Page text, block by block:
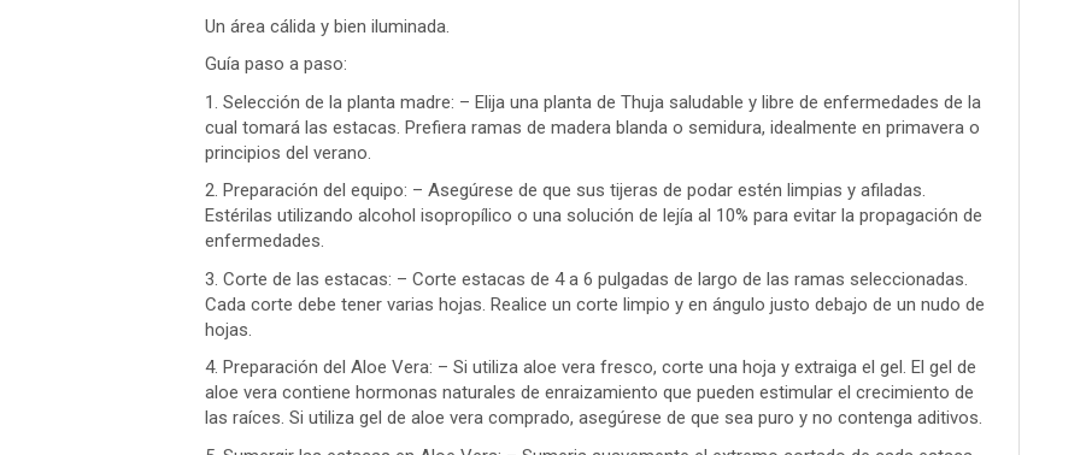
Un área cálida y bien iluminada.
Guía paso a paso:
1. Selección de la planta madre: – Elija una planta de Thuja saludable y libre de enfermedades de la
cual tomará las estacas. Prefiera ramas de madera blanda o semidura, idealmente en primavera o
principios del verano.
2. Preparación del equipo: – Asegúrese de que sus tijeras de podar estén limpias y afiladas.
Estérilas utilizando alcohol isopropílico o una solución de lejía al 10% para evitar la propagación de
enfermedades.
3. Corte de las estacas: – Corte estacas de 4 a 6 pulgadas de largo de las ramas seleccionadas.
Cada corte debe tener varias hojas. Realice un corte limpio y en ángulo justo debajo de un nudo de
hojas.
4. Preparación del Aloe Vera: – Si utiliza aloe vera fresco, corte una hoja y extraiga el gel. El gel de
aloe vera contiene hormonas naturales de enraizamiento que pueden estimular el crecimiento de
las raíces. Si utiliza gel de aloe vera comprado, asegúrese de que sea puro y no contenga aditivos.